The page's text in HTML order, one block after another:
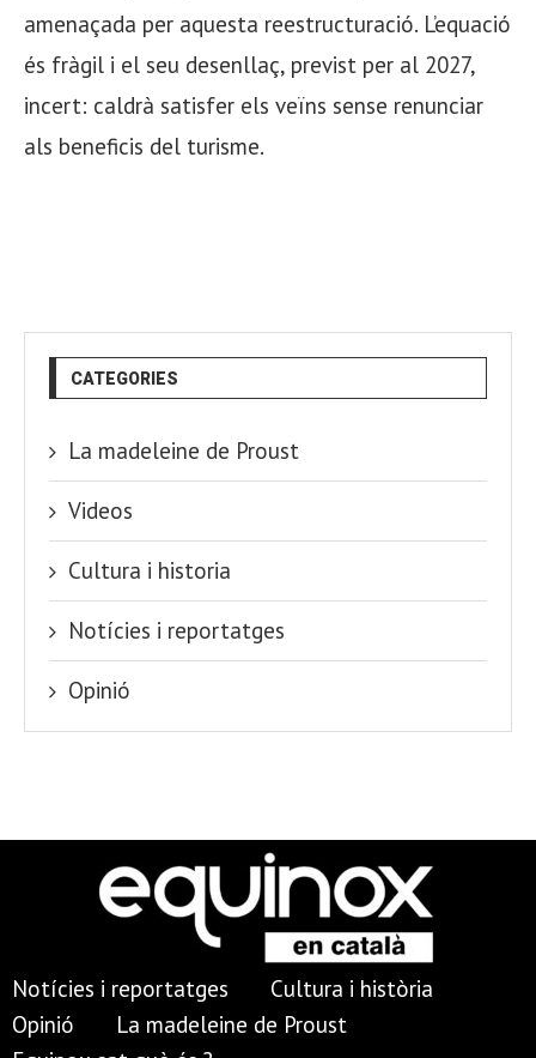
amenaçada per aquesta reestructuració. L’equació
és fràgil i el seu desenllaç, previst per al 2027,
incert: caldrà satisfer els veïns sense renunciar
als beneficis del turisme.
CATEGORIES
La madeleine de Proust
Videos
Cultura i historia
Notícies i reportatges
Opinió
Notícies i reportatges
Cultura i història
Opinió
La madeleine de Proust